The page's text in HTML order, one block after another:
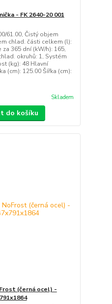
- FK 2640-20 001
61.00, Čistý objem
chlad. části celkem (l):
365 dní (kW/h): 165,
okruhů: 1, Systém
(kg): 48 Hlavní
(cm): 125.00 Šířka (cm):
Skladem
do košíku
(černá ocel) -